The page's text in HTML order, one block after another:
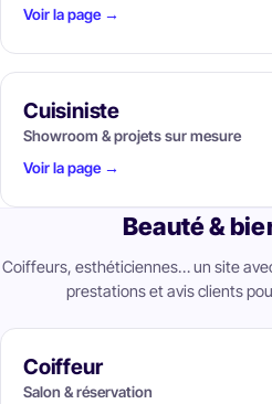
Voir la page →
Cuisiniste
Showroom & projets sur mesure
Voir la page →
Beauté &
Coiffeurs, esthéticiennes… un site
prestations et avis clients
Coiffeur
Salon & réservation